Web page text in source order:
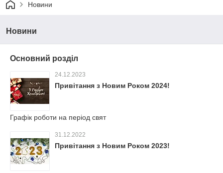
Новини
Новини
Основний розділ
24.12.2023
Привітання з Новим Роком 2024!
Графік роботи на період свят
31.12.2022
Привітання з Новим Роком 2023!